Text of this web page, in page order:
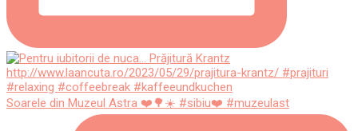
Soarele din Muzeul Astra ❤️🌳☀️ #sibiu❤️ #muzeulast